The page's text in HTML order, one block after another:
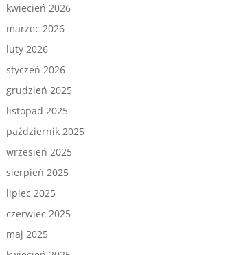
kwiecień 2026
marzec 2026
luty 2026
styczeń 2026
grudzień 2025
listopad 2025
październik 2025
wrzesień 2025
sierpień 2025
lipiec 2025
czerwiec 2025
maj 2025